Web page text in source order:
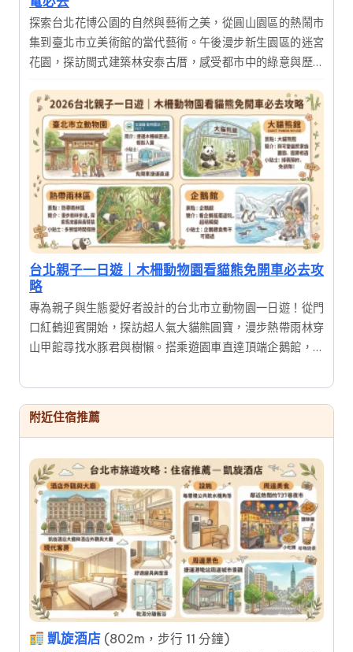
探索台北花博公園的自然與藝術之美，從圓山園區的熱鬧市
集到臺北市立美術館的當代藝術。午後漫步新生園區的迷宮
花園，探訪閩式建築林安泰古厝，感受都市中的綠意與歷史
台北親子一日遊｜木柵動物園看貓熊免開車必去攻
略
專為親子與生態愛好者設計的台北市立動物園一日遊！從門
口紅鶴迎賓開始，探訪超人氣大貓熊圓寶，漫步熱帶雨林穿
山甲館尋找水豚君與樹懶。搭乘遊園車直達頂端企鵝館，感
遊亞洲最大的動物園，寓教於樂的最佳選擇。
附近住宿推薦
凱旋酒店 (802m，步行 11 分鐘)